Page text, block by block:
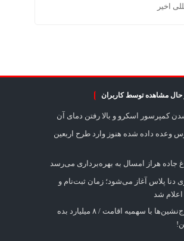
اخیر
حال مشاهده توسط کاربران
کمپرسور اسکرو و بالا رفتن دمای آن
اتوبوس وعده داده شده هنوز وارد طرح اربعین
جاده هراز امسال به بهره‌برداری می‌رسد
دنا پلاس آغاز می‌شود؛ زمان ثبت‌نام و
شد
کاسبی خارج‌نشین‌ها با سهمیه اقامت / ۸ میلیارد بده